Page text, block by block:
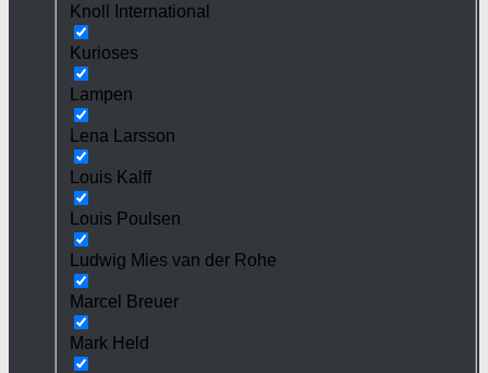
Knoll International
Kurioses
Lampen
Lena Larsson
Louis Kalff
Louis Poulsen
Ludwig Mies van der Rohe
Marcel Breuer
Mark Held